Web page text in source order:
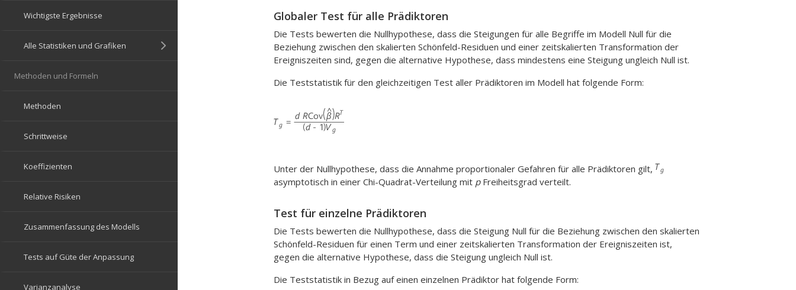
Globaler Test für alle Prädiktoren
Die Tests bewerten die Nullhypothese, dass die Steigungen für alle Begriffe im Modell Null für die
Beziehung zwischen den skalierten Schönfeld-Residuen und einer zeitskalierten Transformation der
Ereigniszeiten sind, gegen die alternative Hypothese, dass mindestens eine Steigung ungleich Null ist.
Die Teststatistik für den gleichzeitigen Test aller Prädiktoren im Modell hat folgende Form:
Unter der Nullhypothese, dass die Annahme proportionaler Gefahren für alle Prädiktoren gilt,
asymptotisch in einer Chi-Quadrat-Verteilung mit pFreiheitsgrad verteilt.
Test für einzelne Prädiktoren
Die Tests bewerten die Nullhypothese, dass die Steigung Null für die Beziehung zwischen den skalierten
Schönfeld-Residuen für einen Term und einer zeitskalierten Transformation der Ereigniszeiten ist,
gegen die alternative Hypothese, dass die Steigung ungleich Null ist.
Die Teststatistik in Bezug auf einen einzelnen Prädiktor hat folgende Form: